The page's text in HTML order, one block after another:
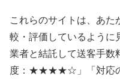
これらのサイトは、あた
較・評価しているように
業者と結託して送客手数
度：★★★★☆」「対応